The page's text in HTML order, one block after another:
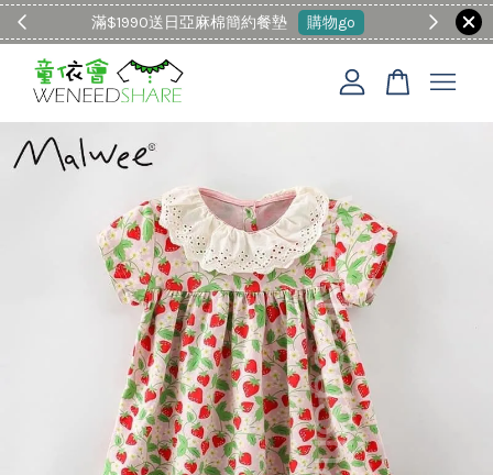
滿$1990送日亞麻棉簡約餐墊 購物go 童裝
您的購物車目前還是空的。